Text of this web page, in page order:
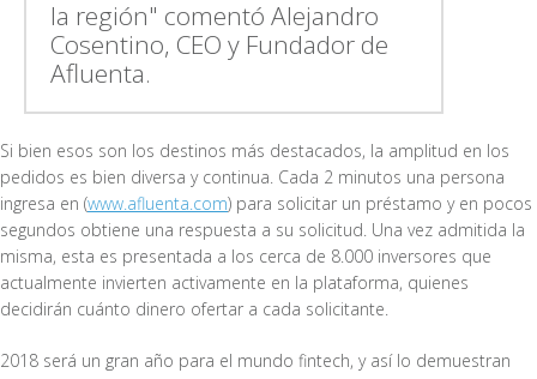
la región" comentó Alejandro
Cosentino, CEO y Fundador de
Afluenta.
Si bien esos son los destinos más destacados, la amplitud en los
pedidos es bien diversa y continua. Cada 2 minutos una persona
ingresa en (www.afluenta.com) para solicitar un préstamo y en pocos
segundos obtiene una respuesta a su solicitud. Una vez admitida la
misma, esta es presentada a los cerca de 8.000 inversores que
actualmente invierten activamente en la plataforma, quienes
decidirán cuánto dinero ofertar a cada solicitante.
2018 será un gran año para el mundo fintech, y así lo demuestran